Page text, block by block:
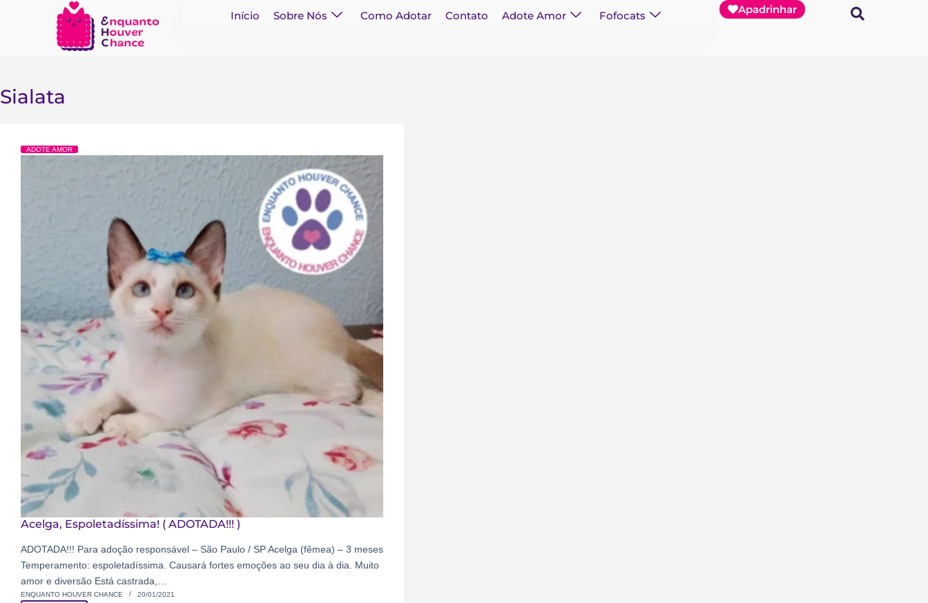
Início Sobre Nós Como Adotar Contato Adote Amor Fofocats Apadrinhar
Sialata
ADOTE AMOR
Acelga, Espoletadíssima! ( ADOTADA!!! )
ADOTADA!!! Para adoção responsável – São Paulo / SP Acelga (fêmea) – 3 meses
Temperamento: espoletadíssima. Causará fortes emoções ao seu dia à dia. Muito
amor e diversão Está castrada,…
ENQUANTO HOUVER CHANCE 20/01/2021